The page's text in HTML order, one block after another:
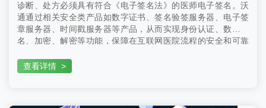
诊断、处方必须具有符合《电子签名法》的医师电子签名。沃
通通过相关安全类产品如数字证书、签名验签服务器、电子签
章服务器、时间戳服务器等产品，从而实现身份认证、数字签
名、加密、解密等功能，保障在互联网医院流程的安全和可靠
查看详情 >